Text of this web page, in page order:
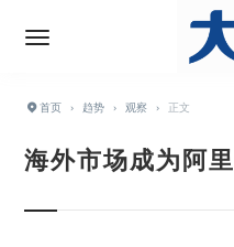
首页 › 趋势 › 观察 › 正文
海外市场成为阿